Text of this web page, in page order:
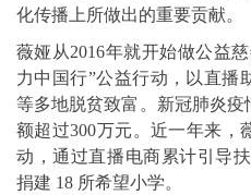
化传播上所做出的重要贡献。
薇娅从2016年就开始做公益
力中国行”公益行动，以直播
等多地脱贫致富。新冠肺炎
额超过300万元。近一年来，
动，通过直播电商累计引导
捐建 18 所希望小学。